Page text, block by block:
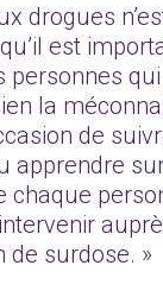
drogues
est
personnes
la
de
apprendre
surdose. »